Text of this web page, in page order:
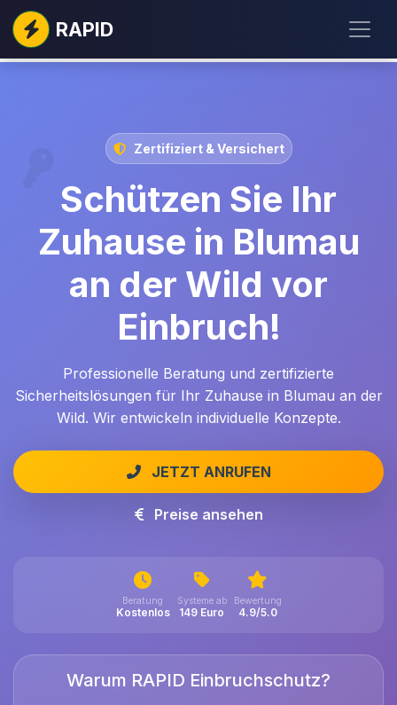
RAPID
Zertifiziert & Versichert
Schützen Sie Ihr
Zuhause in Blumau
an der Wild vor
Einbruch!
Professionelle Beratung und zertifizierte
Sicherheitslösungen für Ihr Zuhause in Blumau an der
Wild. Wir entwickeln individuelle Konzepte.
JETZT ANRUFEN
Preise ansehen
Beratung
Kostenlos
Systeme ab
149 Euro
Bewertung
4.9/5.0
Warum RAPID Einbruchschutz?